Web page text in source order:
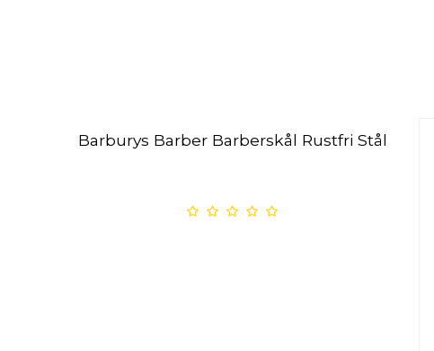
Barburys Barber Barberskål Rustfri Stål